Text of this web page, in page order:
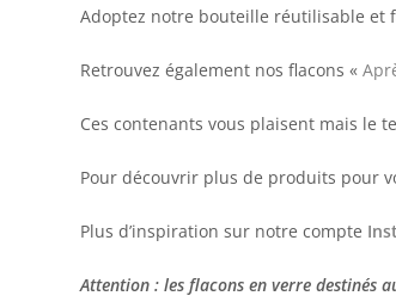
Adoptez notre bouteille réutilisable et
Retrouvez également nos flacons «
Ces contenants vous plaisent mais le
Pour découvrir plus de produits pour
Plus d’inspiration sur notre compte
Attention : les flacons en verre destinés